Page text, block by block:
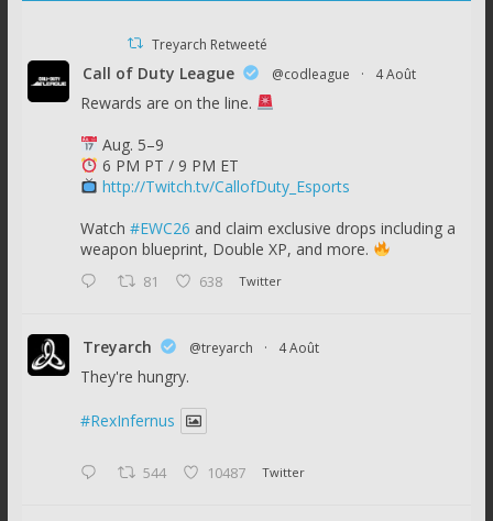
Treyarch Retweeté
Call of Duty League @codleague · 4 Août
Rewards are on the line.
Aug. 5–9
6 PM PT / 9 PM ET
http://Twitch.tv/CallofDuty_Esports
Watch #EWC26 and claim exclusive drops including a
weapon blueprint, Double XP, and more.
81 638 Twitter
Treyarch @treyarch · 4 Août
They're hungry.
#RexInfernus
544 10487 Twitter